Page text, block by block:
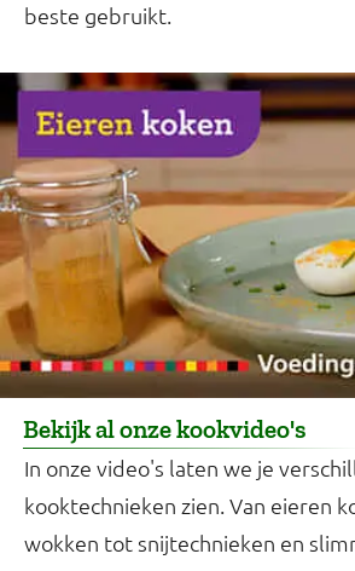
beste gebruikt.
Bekijk al onze kookvideo's
In onze video's laten we je
kooktechnieken zien. Van eieren
wokken tot snijtechnieken en